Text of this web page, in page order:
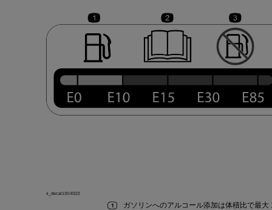
s_decal130-8322
ガソリンへのアルコール添加は体積比で最大